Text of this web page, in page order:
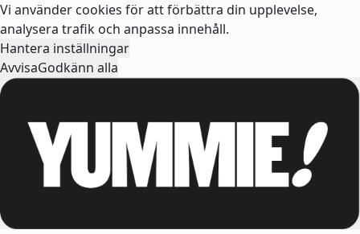
Vi använder cookies för att förbättra din upplevelse,
analysera trafik och anpassa innehåll.
Hantera inställningar
AvvisaGodkänn alla